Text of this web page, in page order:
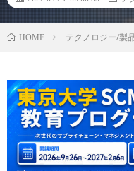
HOME テクノロジー/製